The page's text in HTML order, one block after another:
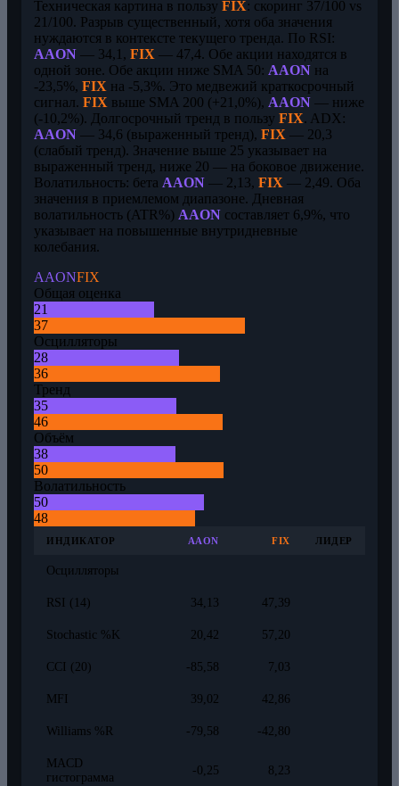
Техническая картина в пользу FIX: скоринг 37/100 vs
21/100. Разрыв существенный, хотя оба значения
нуждаются в контексте текущего тренда. По RSI:
AAON — 34,1, FIX — 47,4. Обе акции находятся в
одной зоне. Обе акции ниже SMA 50: AAON на
-23,5%, FIX на -5,3%. Это медвежий краткосрочный
сигнал. FIX выше SMA 200 (+21,0%), AAON — ниже
(-10,2%). Долгосрочный тренд в пользу FIX. ADX:
AAON — 34,6 (выраженный тренд), FIX — 20,3
(слабый тренд). Значение выше 25 указывает на
выраженный тренд, ниже 20 — на боковое движение.
Волатильность: бета AAON — 2,13, FIX — 2,49. Оба
значения в приемлемом диапазоне. Дневная
волатильность (ATR%) AAON составляет 6,9%, что
указывает на повышенные внутридневные
колебания.
AAONFIX
Общая оценка
21
37
Осцилляторы
28
36
Тренд
35
46
Объём
38
50
Волатильность
50
48
ИНДИКАТОР AAON FIX ЛИДЕР
Осцилляторы
RSI (14) 34,13 47,39
Stochastic %K 20,42 57,20
CCI (20) -85,58 7,03
MFI 39,02 42,86
Williams %R -79,58 -42,80
MACD
гистограмма
-0,25 8,23